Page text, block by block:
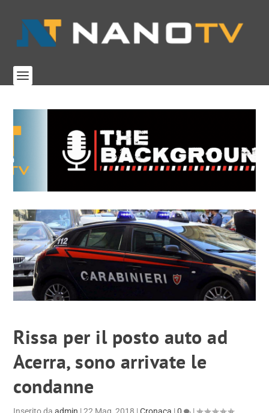
Rissa per il posto auto ad
Acerra, sono arrivate le
condanne
Inserito daadmin |22 Mag, 2018 |Cronaca |0 |